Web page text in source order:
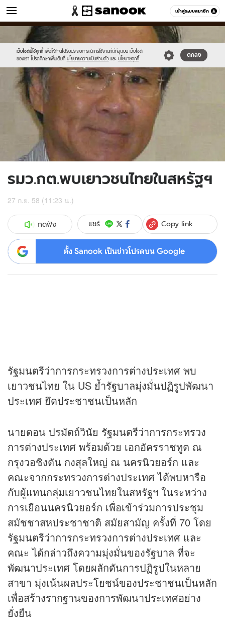
เข้าสู่ระบบสมาชิก
ข่าว หมวดอื่นๆ
เว็บไซต์นี้ใช้คุกกี้ เพื่อให้ท่านได้รับประสบการณ์การใช้งานที่ดีที่สุดบน เว็บไซต์
ของเรา โปรดศึกษาเพิ่มเติมที่ นโยบายความเป็นส่วนตัว และ นโยบายคุกกี้
ตกลง
Sanook
//s.isanook.com/sr/0/images/logo-
new-
sanook.png
//s.isanook.com/ns/0/ud/374/1872522/648576-
01.jpg
รมว.กต.พบเยาวชนไทยในสหรัฐฯ
27 ก.ย. 58 (11:23 น.)
กดฟัง แชร์ Copy link
ตั้ง Sanook เป็นข่าวโปรดบน Google
รัฐมนตรีว่าการกระทรวงการต่างประเทศ พบ
เยาวชนไทย ใน US ย้ำรัฐบาลมุ่งมั่นปฏิรูปพัฒนา
ประเทศ ยึดประชาชนเป็นหลัก
นายดอน ปรมัตถ์วินัย รัฐมนตรีว่าการกระทรวง
การต่างประเทศ พร้อมด้วย เอกอัครราชทูต ณ
กรุงวอชิงตัน กงสุลใหญ่ ณ นครนิวยอร์ก และ
คณะจากกระทรวงการต่างประเทศ ได้พบหารือ
กับผู้แทนกลุ่มเยาวชนไทยในสหรัฐฯ ในระหว่าง
การเยือนนครนิวยอร์ก เพื่อเข้าร่วมการประชุม
สมัชชาสหประชาชาติ สมัยสามัญ ครั้งที่ 70 โดย
รัฐมนตรีว่าการกระทรวงการต่างประเทศ และ
คณะ ได้กล่าวถึงความมุ่งมั่นของรัฐบาล ที่จะ
พัฒนาประเทศ โดยผลักดันการปฏิรูปในหลาย
สาขา มุ่งเน้นผลประโยชน์ของประชาชนเป็นหลัก
เพื่อสร้างรากฐานของการพัฒนาประเทศอย่าง
ยั่งยืน